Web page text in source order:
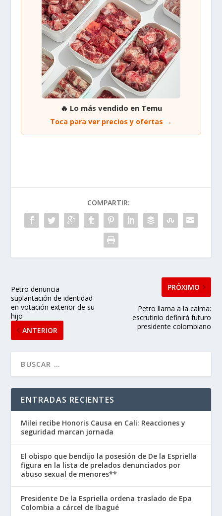
🔥 Lo más vendido en Temu
Toca para ver precios y ofertas →
COMPARTIR:
Petro denuncia
suplantación de identidad
en votación exterior de su
hijo
ANTERIOR
PRÓXIMO
Petro llama a la calma:
escrutinio definirá futuro
presidente colombiano
ENTRADAS RECIENTES
Milei recibe Honoris Causa en Cali: Reacciones y
seguridad marcan jornada
El obispo que bendijo la posesión de De la Espriella
figura en la lista de prelados denunciados por
abuso sexual de menores**
Presidente De la Espriella ordena traslado de Epa
Colombia a cárcel de Ibagué